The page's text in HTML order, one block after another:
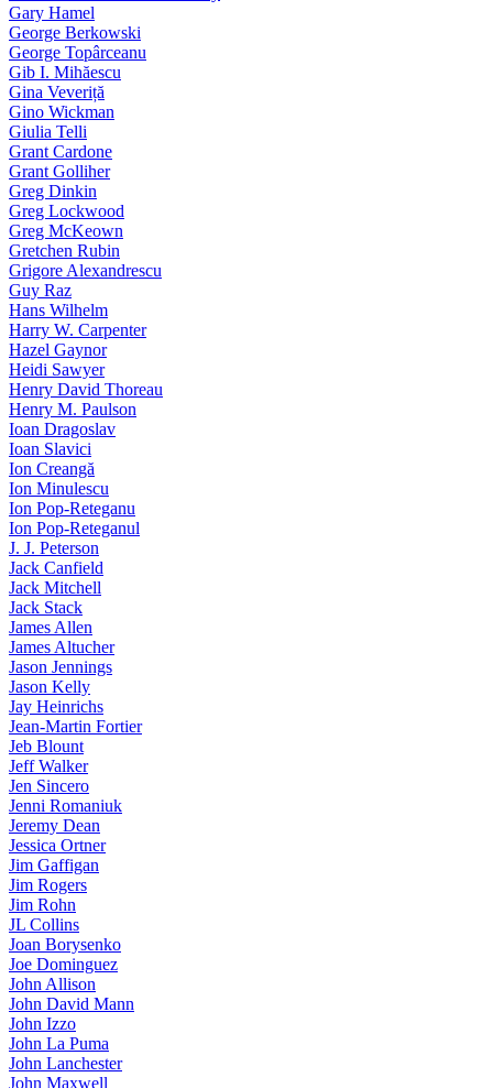
Gary Hamel
George Berkowski
George Topârceanu
Gib I. Mihăescu
Gina Veveriță
Gino Wickman
Giulia Telli
Grant Cardone
Grant Golliher
Greg Dinkin
Greg Lockwood
Greg McKeown
Gretchen Rubin
Grigore Alexandrescu
Guy Raz
Hans Wilhelm
Harry W. Carpenter
Hazel Gaynor
Heidi Sawyer
Henry David Thoreau
Henry M. Paulson
Ioan Dragoslav
Ioan Slavici
Ion Creangă
Ion Minulescu
Ion Pop-Reteganu
Ion Pop-Reteganul
J. J. Peterson
Jack Canfield
Jack Mitchell
Jack Stack
James Allen
James Altucher
Jason Jennings
Jason Kelly
Jay Heinrichs
Jean-Martin Fortier
Jeb Blount
Jeff Walker
Jen Sincero
Jenni Romaniuk
Jeremy Dean
Jessica Ortner
Jim Gaffigan
Jim Rogers
Jim Rohn
JL Collins
Joan Borysenko
Joe Dominguez
John Allison
John David Mann
John Izzo
John La Puma
John Lanchester
John Maxwell